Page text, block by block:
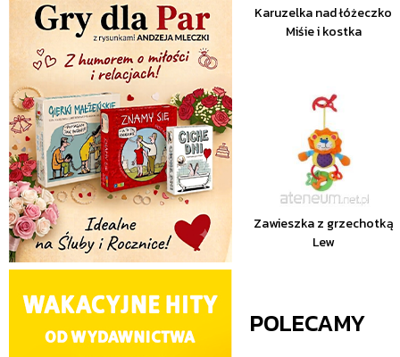
Karuzelka nad łóżeczko
Miśie i kostka
Zawieszka z grzechotką
Lew
POLECAMY